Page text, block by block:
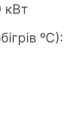
кВт
ºС):